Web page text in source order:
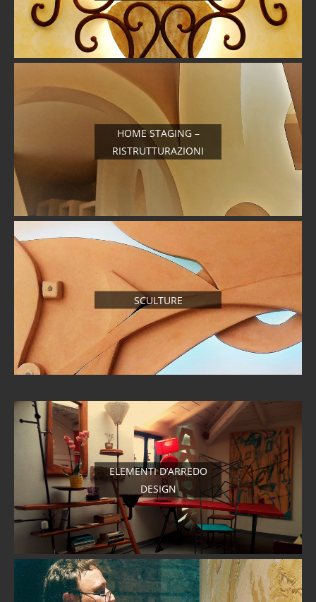
HOME STAGING –
RISTRUTTURAZIONI
SCULTURE
ELEMENTI D’ARREDO
DESIGN